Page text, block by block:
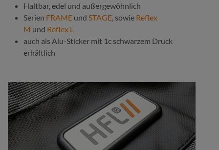
Haltbar, edel und außergewöhnlich
Serien FRAME und STAGE, sowie Reflex
M und Reflex L
auch als Alu-Sticker mit 1c schwarzem Druck
erhältlich